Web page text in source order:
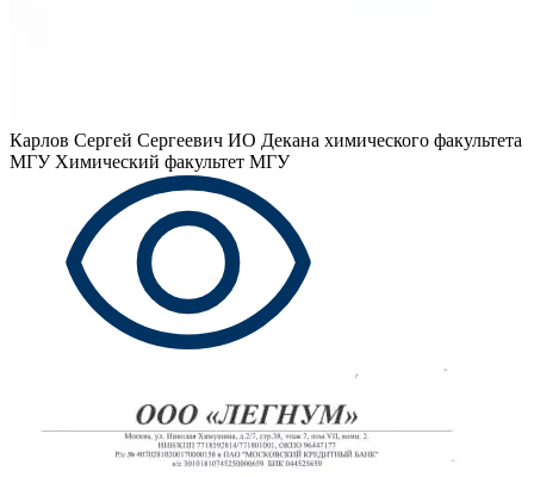
Карлов Сергей Сергеевич ИО Декана химического факультета
МГУ Химический факультет МГУ